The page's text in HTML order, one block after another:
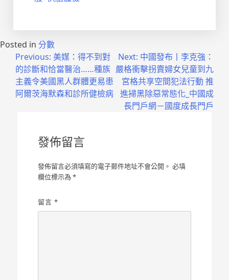
Posted in 分數
Previous: 美媒：得不到對
的診斷和恰當醫治……種族
主義令美國黑人群體更易患
阿爾茨海默森和診所健檢病
Next: 中國發布丨李克強：
嚴格衝擊拐賣婦女兒童到九
宮格共享空間犯法行動 推
進掃黑除惡常態化_中國成
長門戶網－國度成長門戶
發佈留言
發佈留言必須填寫的電子郵件地址不會公開。 必填
欄位標示為*
留言*